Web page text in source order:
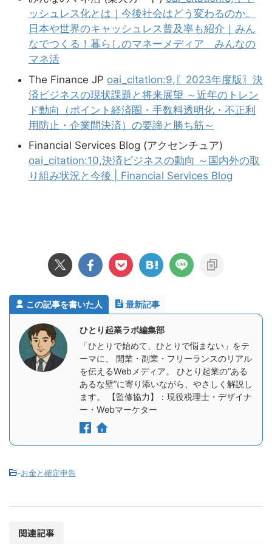
ッシュレス化とは｜今後社会はどう変わるのか。
日本や世界のキャッシュレス普及率も紹介｜みん
なでつくる！暮らしのマネーメディア みんなの
マネ活
The Finance JP oai_citation:9,〖2023年度版〗決
済ビジネスの現状課題と将来展望 ～近年のトレン
ド動向（ポイント経済圏・手数料透明化・不正利
用防止・企業間決済）の要諦と勝ち筋～
Financial Services Blog (アクセンチュア)
oai_citation:10,決済ビジネスの動向 ～国内外の取
り組み状況と今後 | Financial Services Blog
この記事を書いた人 最新記事
ひとり起業ラボ編集部
「ひとりで始めて、ひとりで悩まない」をテ
ーマに、 開業・副業・フリーランスのリアル
を伝えるWebメディア。 ひとり起業の“ある
あるな壁”に寄り添いながら、やさしく解説し
ます。 【監修協力】：現役税理士・デザイナ
ー・Webマーケター
-お金と確定申告
関連記事